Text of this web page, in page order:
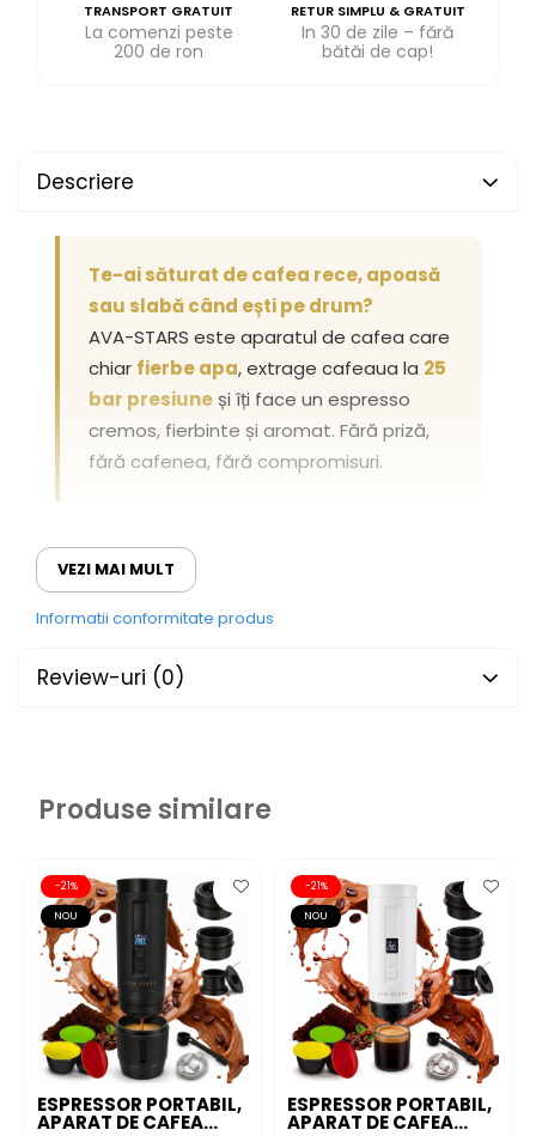
TRANSPORT GRATUIT
La comenzi peste
200 de ron
RETUR SIMPLU & GRATUIT
In 30 de zile – fără
bătăi de cap!
Descriere
Te-ai săturat de cafea rece, apoasă
sau slabă când ești pe drum?
AVA-STARS este aparatul de cafea care
chiar fierbe apa, extrage cafeaua la 25
bar presiune și îți face un espresso
cremos, fierbinte și aromat. Fără priză,
fără cafenea, fără compromisuri.
25bar
Presiune extracție
5 espresso
VEZI MAI MULT
Informatii conformitate produs
Review-uri (0)
Produse similare
-21%
NOU
ESPRESSOR PORTABIL,
APARAT DE CAFEA
-21%
NOU
ESPRESSOR PORTABIL,
APARAT DE CAFEA